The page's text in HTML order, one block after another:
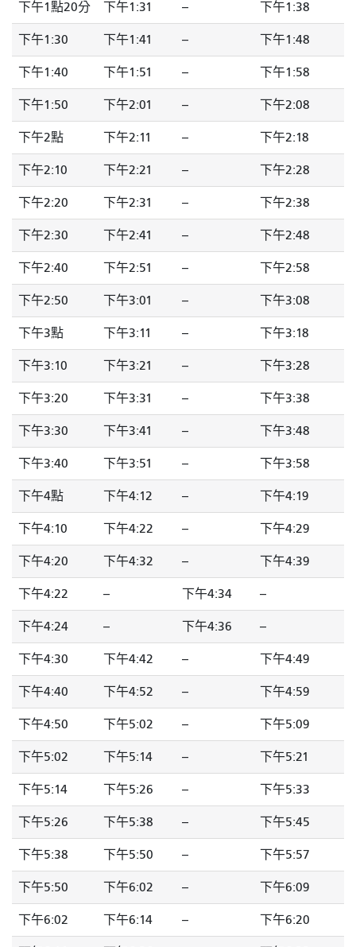
下午1點20分 下午1:31 -- 下午1:38
下午1:30 下午1:41 -- 下午1:48
下午1:40 下午1:51 -- 下午1:58
下午1:50 下午2:01 -- 下午2:08
下午2點 下午2:11 -- 下午2:18
下午2:10 下午2:21 -- 下午2:28
下午2:20 下午2:31 -- 下午2:38
下午2:30 下午2:41 -- 下午2:48
下午2:40 下午2:51 -- 下午2:58
下午2:50 下午3:01 -- 下午3:08
下午3點 下午3:11 -- 下午3:18
下午3:10 下午3:21 -- 下午3:28
下午3:20 下午3:31 -- 下午3:38
下午3:30 下午3:41 -- 下午3:48
下午3:40 下午3:51 -- 下午3:58
下午4點 下午4:12 -- 下午4:19
下午4:10 下午4:22 -- 下午4:29
下午4:20 下午4:32 -- 下午4:39
下午4:22 -- 下午4:34 --
下午4:24 -- 下午4:36 --
下午4:30 下午4:42 -- 下午4:49
下午4:40 下午4:52 -- 下午4:59
下午4:50 下午5:02 -- 下午5:09
下午5:02 下午5:14 -- 下午5:21
下午5:14 下午5:26 -- 下午5:33
下午5:26 下午5:38 -- 下午5:45
下午5:38 下午5:50 -- 下午5:57
下午5:50 下午6:02 -- 下午6:09
下午6:02 下午6:14 -- 下午6:20